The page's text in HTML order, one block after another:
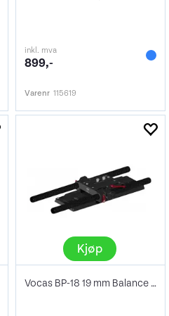
inkl. mva
899,-
Varenr 115619
Kjøp
Vocas BP-18 19 mm Balance plate